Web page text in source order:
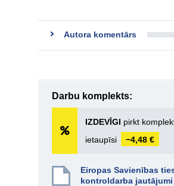
Autora komentārs
Darbu komplekts:
IZDEVĪGI pirkt
ietaupīsi
−4,48 €
Eiropas Savienības
kontroldarba